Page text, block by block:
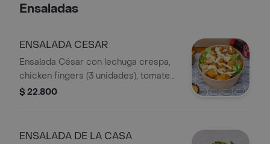
Ensaladas
ENSALADA CESAR
Ensalada César con lechuga crespa,
chicken fingers (3 unidades), tomate
fresco, trozos de pan tostado y salsa
$ 22.800
ENSALADA DE LA CASA